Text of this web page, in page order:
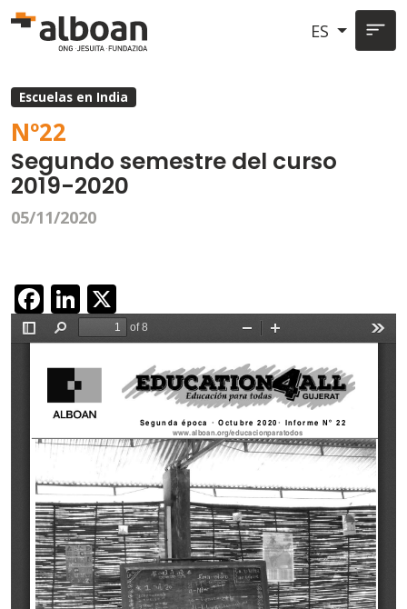
Pasar al contenido principal
ES
Escuelas en India
Nº22
Segundo semestre del curso
2019-2020
05/11/2020
Facebook
LinkedIn